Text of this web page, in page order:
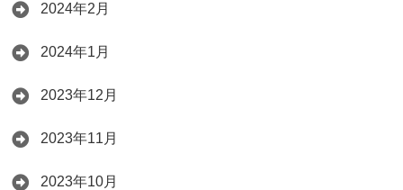
2024年2月
2024年1月
2023年12月
2023年11月
2023年10月